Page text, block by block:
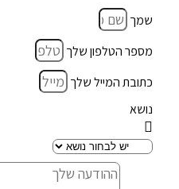
מספר הטלפון שלך
כתובת המייל שלך